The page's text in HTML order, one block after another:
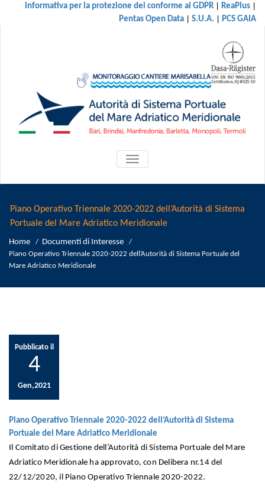
informativa per la protezione dei conforme al GDPR | ReaPlus |
Pentas Open Data | S.U.A. | PCS GAIA
ATTIVA/DISATTIVA
MENU
Piano Operativo Triennale 2020-2022 dell’Autorità di Sistema
Portuale del Mare Adriatico Meridionale
Home / Documenti di Interesse /
Piano Operativo Triennale 2020-2022 dell’Autorità di Sistema Portuale del
Mare Adriatico Meridionale
Pubblicato il
4
Gen,2021
Piano Operativo Triennale 2020-2022 dell’Autorità di Sistema
Portuale del Mare Adriatico Meridionale
Il Comitato di Gestione dell’Autorità di Sistema Portuale del Mare
Adriatico Meridionale ha approvato, con Delibera nr.14 del
22/12/2020, il Piano Operativo Triennale 2020-2022.